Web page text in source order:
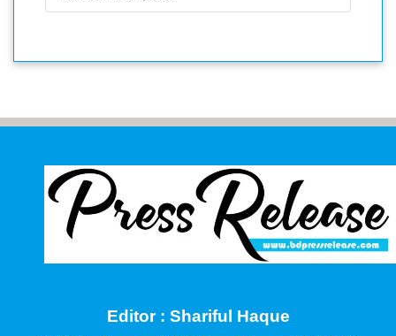
Editor : Shariful Haque